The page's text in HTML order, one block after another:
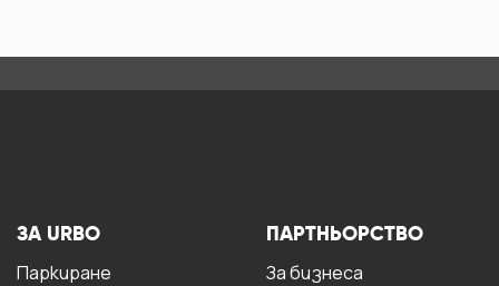
ЗА URBO
Паркиране
ПАРТНЬОРСТВО
За бизнесa